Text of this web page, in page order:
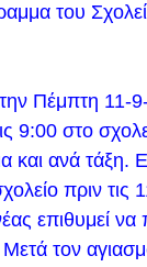
Έτους 2023-24
του
Πέμπτη 11-
9:00 στο
ανά τάξη.
πριν τις
επιθυμεί να
τον